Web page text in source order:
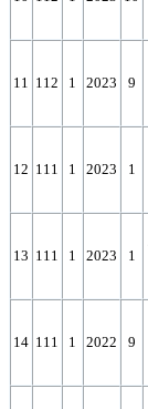
11 112 1 2023 9
12 111 1 2023 1
13 111 1 2023 1
14 111 1 2022 9